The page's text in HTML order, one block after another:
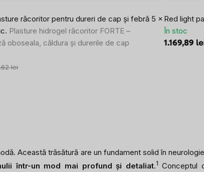
răcoritor pentru dureri de cap și febră 5 x
Plasture hidrogel răcoritor FORTE –
oboseala, căldura și durerile de cap
lei
Red light
În stoc
1.169,89
Această trăsătură are un fundament solid în
într-un mod mai profund și detaliat.1 Conceptul